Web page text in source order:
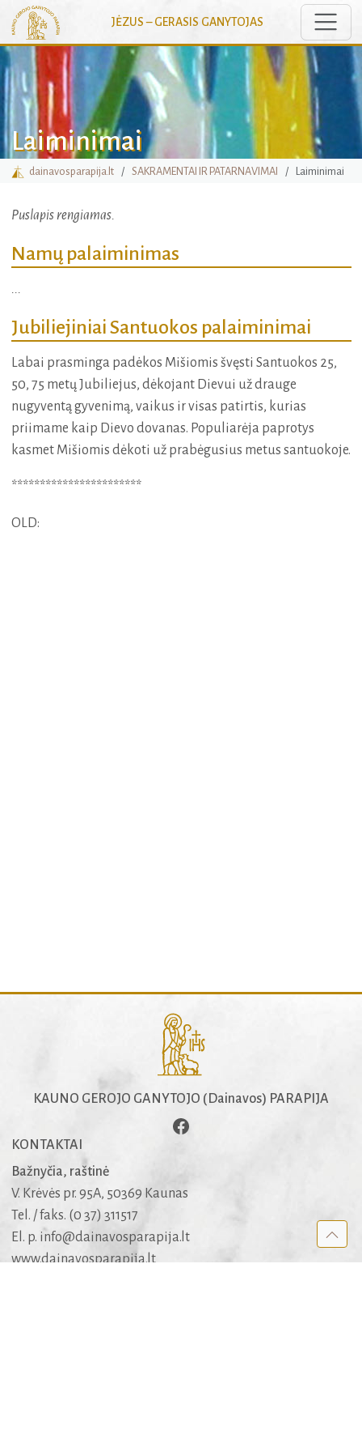
JĖZUS – GERASIS GANYTOJAS
Laiminimai
dainavosparapija.lt SAKRAMENTAI IR PATARNAVIMAI Laiminimai
Puslapis rengiamas.
Namų palaiminimas
...
Jubiliejiniai Santuokos palaiminimai
Labai prasminga padėkos Mišiomis švęsti Santuokos 25,
50, 75 metų Jubiliejus, dėkojant Dievui už drauge
nugyventą gyvenimą, vaikus ir visas patirtis, kurias
priimame kaip Dievo dovanas. Populiarėja paprotys
kasmet Mišiomis dėkoti už prabėgusius metus santuokoje.
***********************
OLD:
KAUNO GEROJO GANYTOJO (Dainavos) PARAPIJA
KONTAKTAI
Bažnyčia, raštinė
V. Krėvės pr. 95A, 50369 Kaunas
Tel. / faks. (0 37) 311517
El. p. info@dainavosparapija.lt
www.dainavosparapija.lt